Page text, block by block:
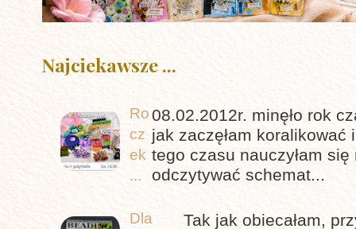
Najciekawsze ...
Ro
cz
ek
...
08.02.2012r. minęło rok
jak zaczęłam koralikować
tego czasu nauczyłam
odczytywać schemat...
Dla
Tak jak obiecałam,